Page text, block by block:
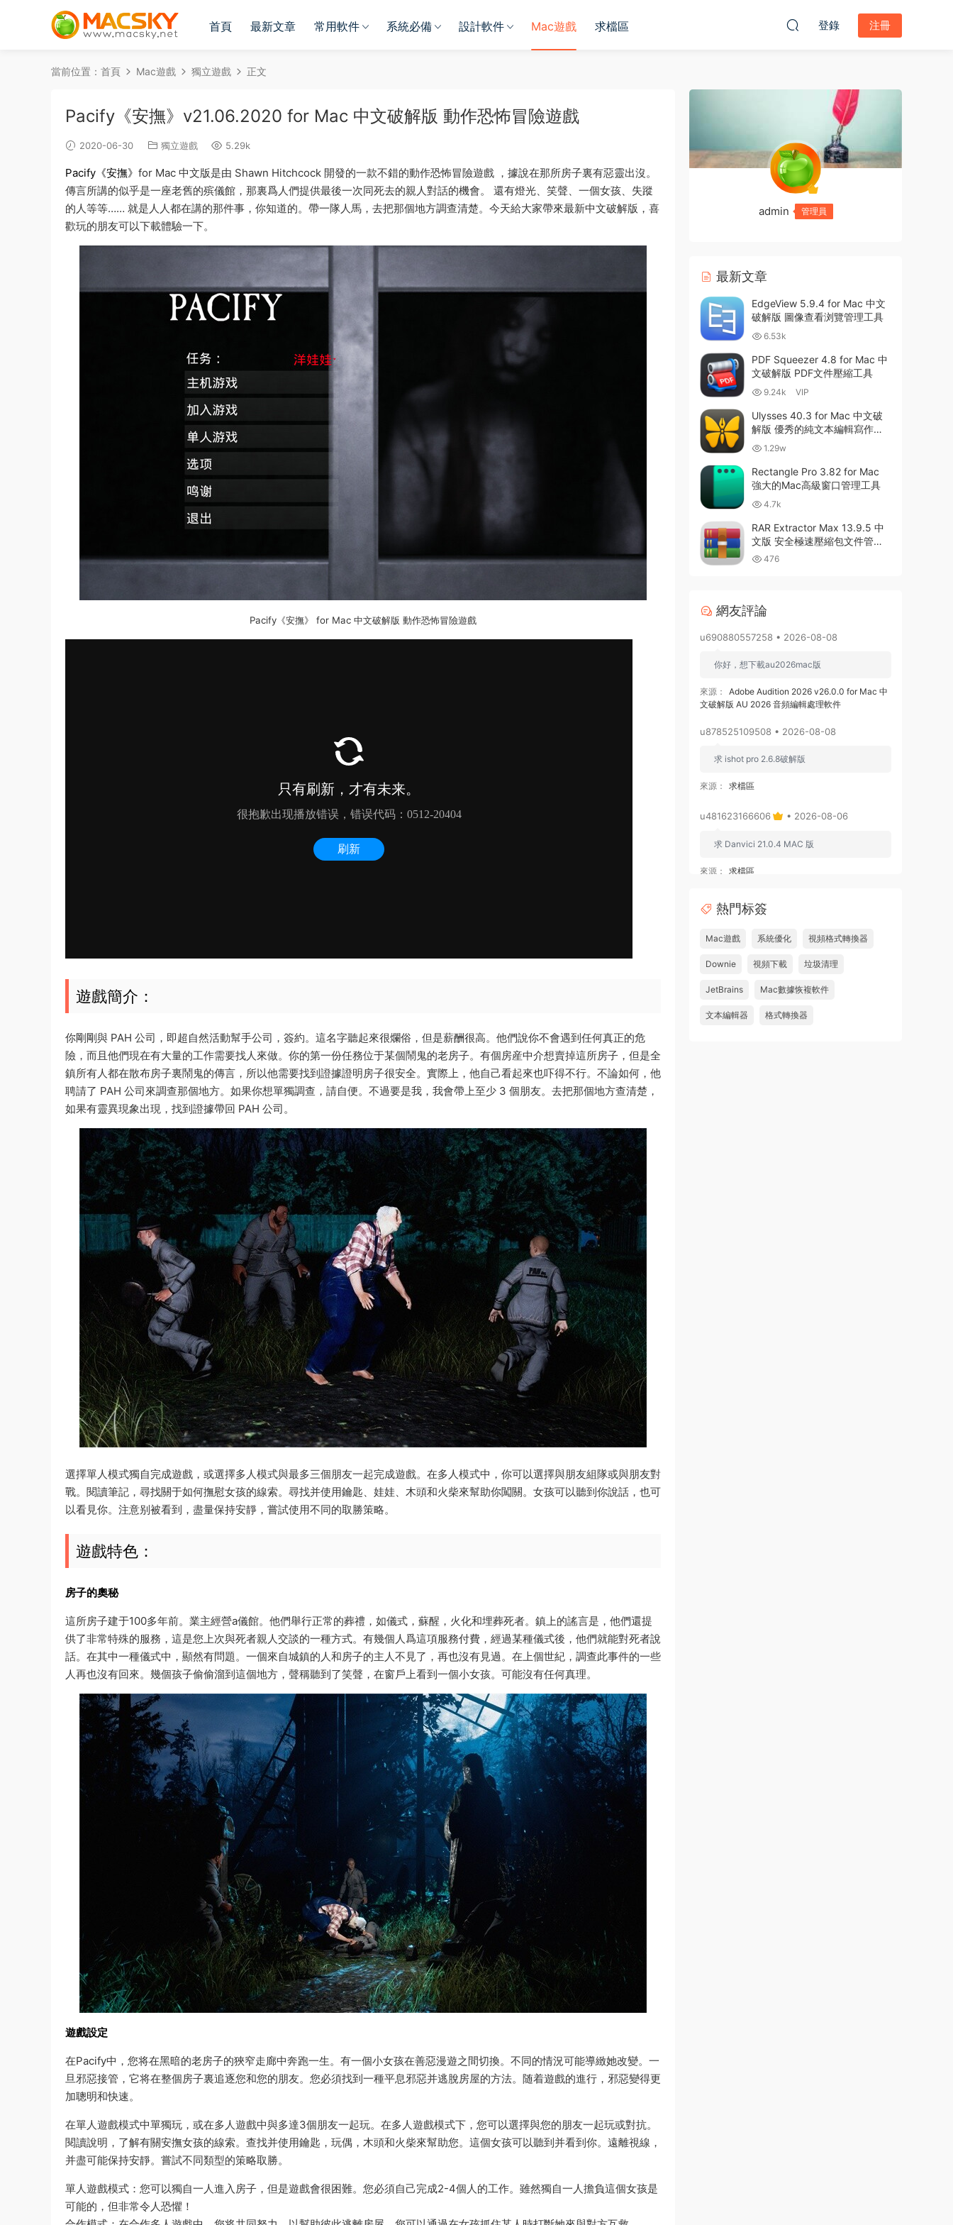
首頁 最新文章 常用軟件 系統必備 設計軟件 Mac遊戲 求檔區 登錄 注冊
當前位置： 首頁 Mac遊戲 獨立遊戲 正文
Pacify《安撫》v21.06.2020 for Mac 中文破解版 動作恐怖冒險遊戲
2020-06-30 獨立遊戲 5.29k
Pacify《安撫》 for Mac 中文版是由 Shawn Hitchcock 開發的一款不錯的動作恐怖冒險遊戲 ，據說在那所房子裏有惡靈出沒。
傳言所講的似乎是一座老舊的殡儀館，那裏爲人們提供最後一次同死去的親人對話的機會。 還有燈光、笑聲、一個女孩、失蹤
的人等等…… 就是人人都在講的那件事，你知道的。帶一隊人馬，去把那個地方調查清楚。今天給大家帶來最新中文破解版，喜
歡玩的朋友可以下載體驗一下。
Pacify《安撫》 for Mac 中文破解版 動作恐怖冒險遊戲
遊戲簡介：
你剛剛與 PAH 公司，即超自然活動幫手公司，簽約。這名字聽起來很爛俗，但是薪酬很高。他們說你不會遇到任何真正的危
險，而且他們現在有大量的工作需要找人來做。你的第一份任務位于某個鬧鬼的老房子。有個房産中介想賣掉這所房子，但是全
鎮所有人都在散布房子裏鬧鬼的傳言，所以他需要找到證據證明房子很安全。實際上，他自己看起來也吓得不行。不論如何，他
聘請了 PAH 公司來調查那個地方。如果你想單獨調查，請自便。不過要是我，我會帶上至少 3 個朋友。去把那個地方查清楚，
如果有靈異現象出現，找到證據帶回 PAH 公司。
選擇單人模式獨自完成遊戲，或選擇多人模式與最多三個朋友一起完成遊戲。在多人模式中，你可以選擇與朋友組隊或與朋友對
戰。閱讀筆記，尋找關于如何撫慰女孩的線索。尋找并使用鑰匙、娃娃、木頭和火柴來幫助你闖關。女孩可以聽到你說話，也可
以看見你。注意别被看到，盡量保持安靜，嘗試使用不同的取勝策略。
遊戲特色：
房子的奧秘
這所房子建于100多年前。業主經營a儀館。他們舉行正常的葬禮，如儀式，蘇醒，火化和埋葬死者。鎮上的謠言是，他們還提
供了非常特殊的服務，這是您上次與死者親人交談的一種方式。有幾個人爲這項服務付費，經過某種儀式後，他們就能對死者說
話。在其中一種儀式中，顯然有問題。一個來自城鎮的人和房子的主人不見了，再也沒有見過。在上個世紀，調查此事件的一些
人再也沒有回來。幾個孩子偷偷溜到這個地方，聲稱聽到了笑聲，在窗戶上看到一個小女孩。可能沒有任何真理。
遊戲設定
在Pacify中，您将在黑暗的老房子的狹窄走廊中奔跑一生。有一個小女孩在善惡漫遊之間切換。不同的情況可能導緻她改變。一
旦邪惡接管，它将在整個房子裏追逐您和您的朋友。您必須找到一種平息邪惡并逃脫房屋的方法。随着遊戲的進行，邪惡變得更
加聰明和快速。
在單人遊戲模式中單獨玩，或在多人遊戲中與多達3個朋友一起玩。在多人遊戲模式下，您可以選擇與您的朋友一起玩或對抗。
閱讀說明，了解有關安撫女孩的線索。查找并使用鑰匙，玩偶，木頭和火柴來幫助您。這個女孩可以聽到并看到你。遠離視線，
并盡可能保持安靜。嘗試不同類型的策略取勝。
單人遊戲模式：您可以獨自一人進入房子，但是遊戲會很困難。您必須自己完成2-4個人的工作。雖然獨自一人擔負這個女孩是
可能的，但非常令人恐懼！
admin 管理員
最新文章
EdgeView 5.9.4 for Mac 中文
破解版 圖像查看浏覽管理工具
6.53k
PDF Squeezer 4.8 for Mac 中
文破解版 PDF文件壓縮工具
9.24k VIP
Ulysses 40.3 for Mac 中文破
解版 優秀的純文本編輯寫作軟
件 1.29w
Rectangle Pro 3.82 for Mac
強大的Mac高級窗口管理工具
4.7k
RAR Extractor Max 13.9.5 中
文版 安全極速壓縮包文件管理
器 476
網友評論
u690880557258 • 2026-08-08
你好，想下載au2026mac版
來源：
Adobe Audition 2026 v26.0.0 for Mac 中
文破解版 AU 2026 音頻編輯處理軟件
u878525109508 • 2026-08-08
求 ishot pro 2.6.8破解版
來源： 求檔區
u481623166606 • 2026-08-06
求 Danvici 21.0.4 MAC 版
來源： 求檔區
admin • 2026-08-06
Pro v26.3.0 ARM [MacSKY].dmg等2個文
中文破解版 PR2026 強大視頻編輯軟件
u262113823826 • 2026-08-06
熱門标簽
Mac遊戲 系統優化 視頻格式轉換器
Downie 視頻下載 垃圾清理
JetBrains Mac數據恢複軟件
文本編輯器 格式轉換器